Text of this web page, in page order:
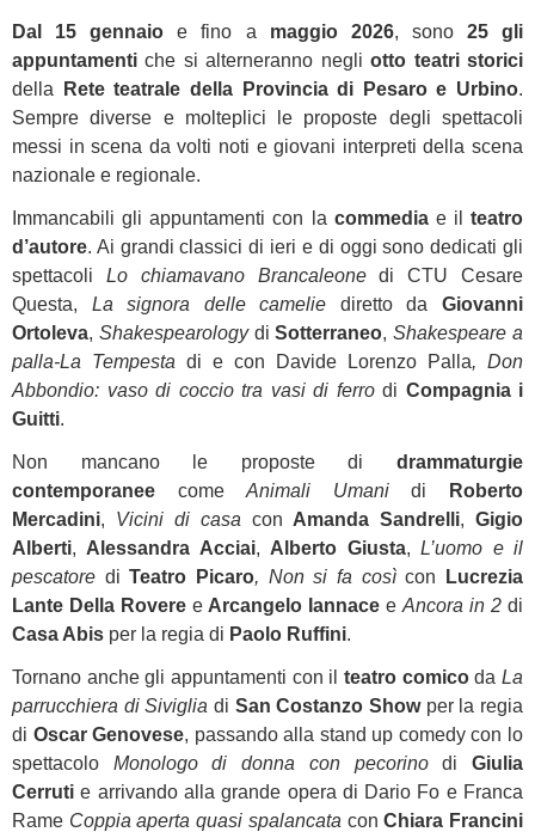
Dal 15 gennaio e fino a maggio 2026, sono 25 gli
appuntamenti che si alterneranno negliotto teatri storici
della
Rete teatrale della Provincia di Pesaro e Urbino.
Sempre diverse e molteplici le proposte degli spettacoli
messi in scena da volti noti e giovani interpreti della scena
nazionale e regionale.
Immancabili gli appuntamenti con la commedia e il teatro
d’autore. Ai grandi classici di ieri e di oggi sono dedicati gli
spettacoli Lo chiamavano Brancaleonedi CTU Cesare
Questa, La signora delle camelie diretto daGiovanni
Ortoleva, ShakespearologydiSotterraneo, Shakespeare a
palla-La Tempesta di e con Davide Lorenzo Palla, Don
Abbondio: vaso di coccio tra vasi di ferro di Compagnia i
Guitti.
Non mancano le proposte di drammaturgie
contemporanee comeAnimali Umanidi
Roberto
Mercadini, Vicini di casa con Amanda Sandrelli, Gigio
Alberti, Alessandra Acciai, Alberto Giusta,L’uomo e il
pescatore diTeatro Picaro, Non si fa cosìcon
Lucrezia
Lante Della Rovere e Arcangelo Iannace e Ancora in 2 di
Casa Abis per la regia di Paolo Ruffini.
Tornano anche gli appuntamenti con il teatro comicodaLa
parrucchiera di Siviglia di San Costanzo Show per la regia
di Oscar Genovese, passando alla stand up comedy con lo
spettacolo Monologo di donna con pecorinodiGiulia
Cerrutie arrivando alla grande opera di Dario Fo e Franca
Rame Coppia aperta quasi spalancata con Chiara Francini